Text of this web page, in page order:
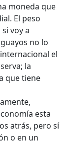
moneda que
El peso
voy a
no lo
el
la
que tiene
esta
atrás, pero sí
o en un